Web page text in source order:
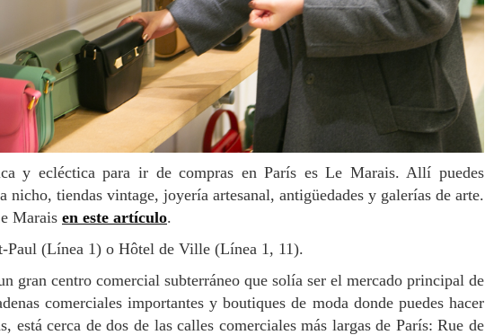
nicho, tiendas vintage, joyería artesanal, antigüedades y galerías de arte.
Marais en este artículo.
Paul (Línea 1) o Hôtel de Ville (Línea 1, 11).
comerciales importantes y boutiques de moda donde puedes hacer
está cerca de dos de las calles comerciales más largas de París: Rue de